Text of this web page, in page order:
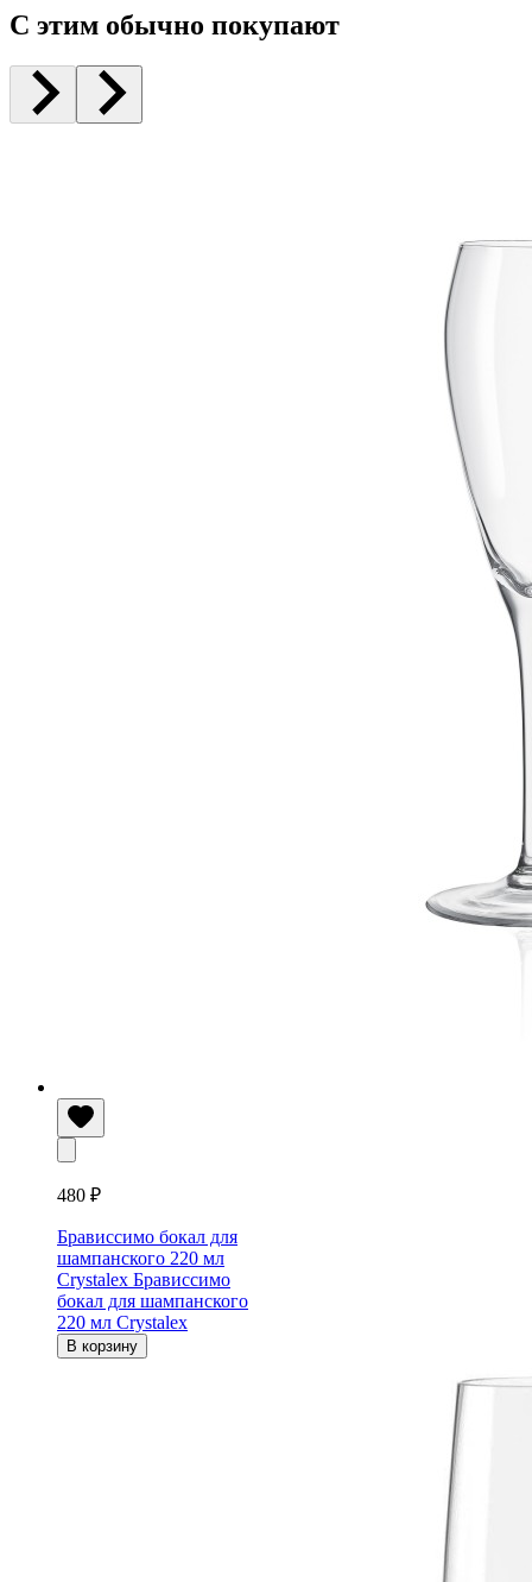
С этим обычно покупают
480 ₽
Брависсимо бокал для
шампанского 220 мл
Crystalex Брависсимо
бокал для шампанского
220 мл Crystalex
В корзину